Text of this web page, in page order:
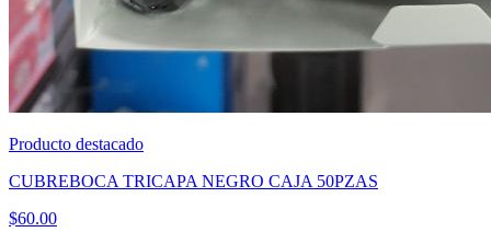
Producto destacado
CUBREBOCA TRICAPA NEGRO CAJA 50PZAS
$60.00